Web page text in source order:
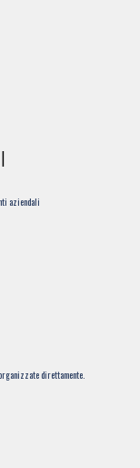
aziendali
direttamente.